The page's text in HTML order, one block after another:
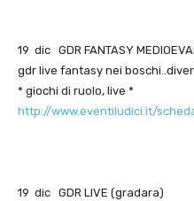
19 dic GDR FANTASY
gdr live fantasy nei
* giochi di ruolo, live *
http://www.eventiludici.it/
19 dic GDR LIVE (gradara)